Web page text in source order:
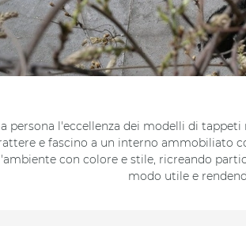
persona l'eccellenza dei modelli di
e fascino a un interno
con colore e stile, ricreando
modo utile e